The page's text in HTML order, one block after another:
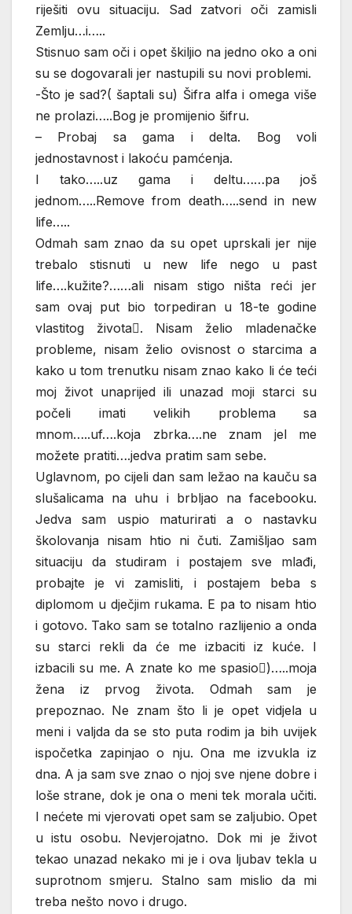
riješiti ovu situaciju. Sad zatvori oči zamisli
Zemlju…i…..
Stisnuo sam oči i opet škiljio na jedno oko a oni
su se dogovarali jer nastupili su novi problemi.
-Što je sad?( šaptali su) Šifra alfa i omega više
ne prolazi…..Bog je promijenio šifru.
– Probaj sa gama i delta. Bog voli
jednostavnost i lakoću pamćenja.
I tako…..uz gama i deltu……pa još
jednom…..Remove from death…..send in new
life…..
Odmah sam znao da su opet uprskali jer nije
trebalo stisnuti u new life nego u past
life….kužite?……ali nisam stigo ništa reći jer
sam ovaj put bio torpediran u 18-te godine
vlastitog života. Nisam želio mladenačke
probleme, nisam želio ovisnost o starcima a
kako u tom trenutku nisam znao kako li će teći
moj život unaprijed ili unazad moji starci su
počeli imati velikih problema sa
mnom…..uf….koja zbrka….ne znam jel me
možete pratiti….jedva pratim sam sebe.
Uglavnom, po cijeli dan sam ležao na kauču sa
slušalicama na uhu i brbljao na facebooku.
Jedva sam uspio maturirati a o nastavku
školovanja nisam htio ni čuti. Zamišljao sam
situaciju da studiram i postajem sve mlađi,
probajte je vi zamisliti, i postajem beba s
diplomom u dječjim rukama. E pa to nisam htio
i gotovo. Tako sam se totalno razlijenio a onda
su starci rekli da će me izbaciti iz kuće. I
izbacili su me. A znate ko me spasio)…..moja
žena iz prvog života. Odmah sam je
prepoznao. Ne znam što li je opet vidjela u
meni i valjda da se sto puta rodim ja bih uvijek
ispočetka zapinjao o nju. Ona me izvukla iz
dna. A ja sam sve znao o njoj sve njene dobre i
loše strane, dok je ona o meni tek morala učiti.
I nećete mi vjerovati opet sam se zaljubio. Opet
u istu osobu. Nevjerojatno. Dok mi je život
tekao unazad nekako mi je i ova ljubav tekla u
suprotnom smjeru. Stalno sam mislio da mi
treba nešto novo i drugo.